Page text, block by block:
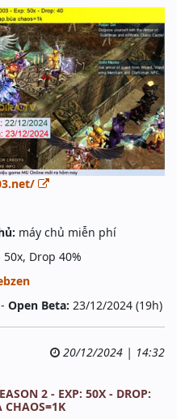
máy chủ miễn phí
50x, Drop 40%
Open Beta: 23/12/2024 (19h)
20/12/2024 | 14:32
2 - EXP: 50X - DROP:
CHAOS=1K